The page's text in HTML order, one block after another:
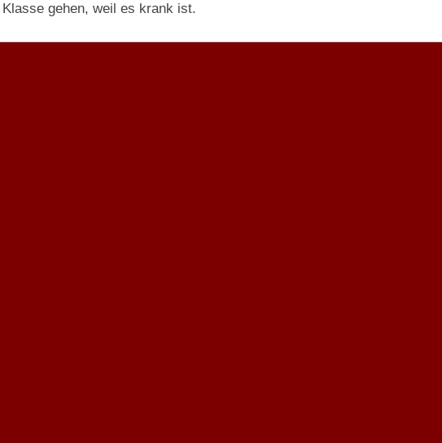
gehen, weil es krank ist.